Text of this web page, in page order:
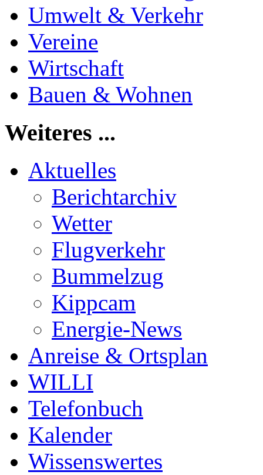
Umwelt & Verkehr
Vereine
Wirtschaft
Bauen & Wohnen
Weiteres ...
Aktuelles
Berichtarchiv
Wetter
Flugverkehr
Bummelzug
Kippcam
Energie-News
Anreise & Ortsplan
WILLI
Telefonbuch
Kalender
Wissenswertes